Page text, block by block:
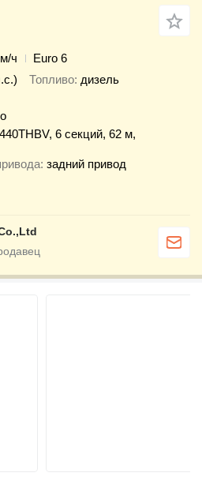
ч
Euro 6
Топливо дизель
6 секций, 62 м,
задний привод